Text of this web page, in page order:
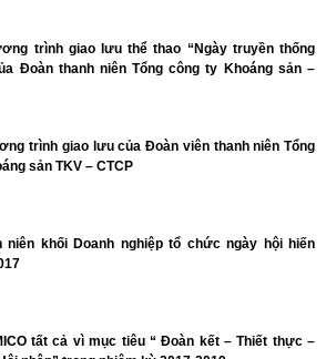
trình giao lưu thể thao “Ngày truyền thống
Đoàn thanh niên Tổng công ty Khoáng sản –
trình giao lưu của Đoàn viên thanh niên Tổng
sản TKV – CTCP
niên khối Doanh nghiệp tổ chức ngày hội hiến
tất cả vì mục tiêu “ Đoàn kết – Thiết thực –